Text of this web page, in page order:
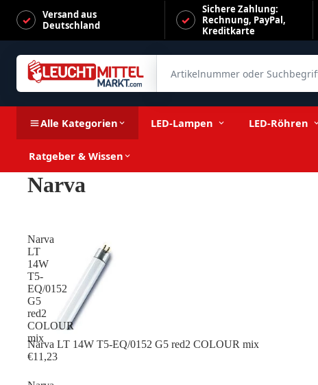
Versand aus
Deutschland
Sichere Zahlung:
Rechnung, PayPal,
Kreditkarte
Alle Kategorien LED-Lampen LED-Röhren
Ratgeber & Wissen
Narva
Narva
LT
14W
T5-
EQ/0152
G5
red2
COLOUR
mix
Narva LT 14W T5-EQ/0152 G5 red2 COLOUR mix
€11,23